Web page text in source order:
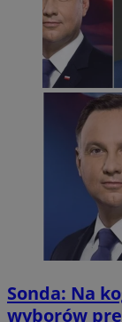
Sonda: Na
wyborów